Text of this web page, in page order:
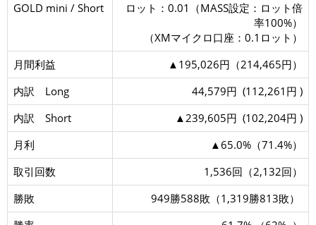
GOLD mini / Short
ロット：0.01（MASS設定：ロット倍
率100%）
（XMマイクロ口座：0.1ロット）
月間利益
▲195,026円（214,465円）
内訳 Long
44,579円 (112,261円 )
内訳 Short
▲239,605円 (102,204円 )
月利
▲65.0%（71.4%）
取引回数
1,536回（2,132回）
勝敗
949勝588敗（1,319勝813敗）